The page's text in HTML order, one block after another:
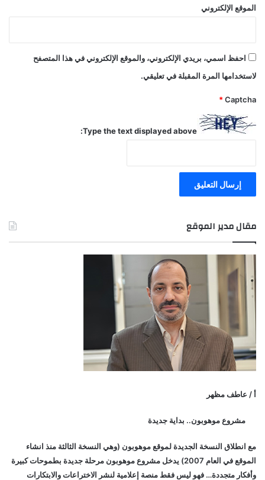
الموقع الإلكتروني
احفظ اسمي، بريدي الإلكتروني، والموقع الإلكتروني في هذا المتصفح
لاستخدامها المرة المقبلة في تعليقي.
Captcha
*
Type the text displayed above:
مقال مدير الموقع
أ / عاطف مظهر
مشروع موهوبون.. بداية جديدة
مع انطلاق النسخة الجديدة لموقع موهوبون (وهي النسخة الثالثة منذ انشاء
الموقع في العام 2007) يدخل مشروع موهوبون مرحلة جديدة بطموحات كبيرة
وأفكار متجددة… فهو ليس فقط منصة إعلامية لنشر الاختراعات والابتكارات